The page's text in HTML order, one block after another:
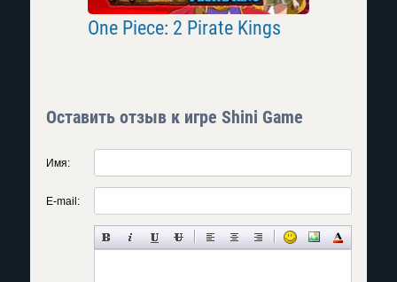
One Piece: 2 Pirate Kings
Оставить отзыв к игре Shini Game
Имя:
E-mail: